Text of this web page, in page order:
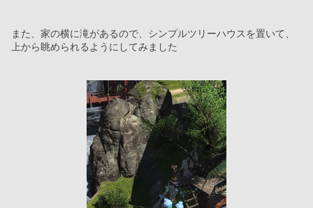
また、家の横に滝があるので、シンプルツリーハウスを置いて、
上から眺められるようにしてみました